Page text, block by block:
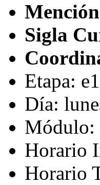
Sigla
Etapa:
Día:
Módulo:
Horario
Horario